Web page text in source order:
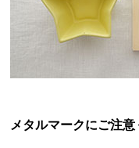
メタルマークにご注意